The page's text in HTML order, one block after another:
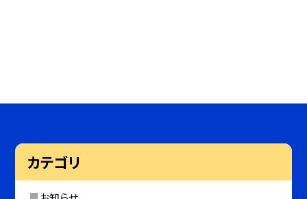
カテゴリ